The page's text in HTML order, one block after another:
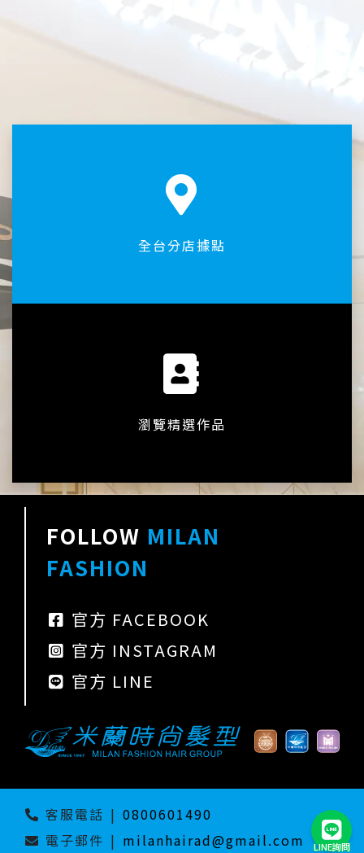
全台分店據點
瀏覽精選作品
FOLLOW MILAN
FASHION
官方 FACEBOOK
官方 INSTAGRAM
官方 LINE
客服電話 | 0800601490
電子郵件 | milanhairad@gmail.com LINE詢問